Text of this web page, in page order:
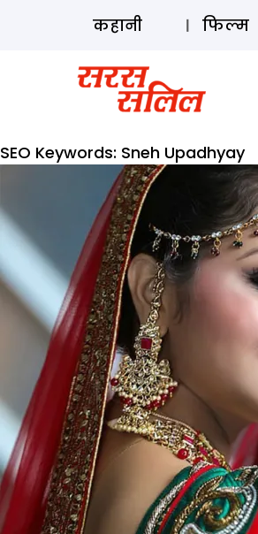
कहानी फिल्म
SEO Keywords: Sneh Upadhyay